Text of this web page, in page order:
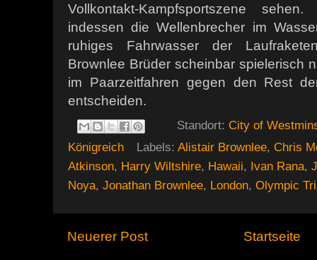
Vollkontakt-Kampfsportszene
indessen die Wellenbrecher im
ruhiges Fahrwasser der
Brownlee Brüder scheinbar spielerisch
im Paarzeitfahren gegen den Rest
entscheiden.
Standort: City of
Königreich
Labels:Alistair Brownlee,Chris
Atkinson, Harry Wiltshire, Hawaii, Ivan Rana,
Noya, Jonathan Brownlee, London, Olympic
Neuerer Post Startseite